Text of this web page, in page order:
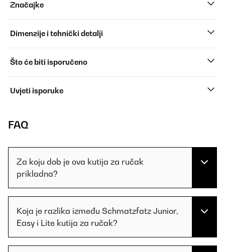
Značajke
Dimenzije i tehnički detalji
Što će biti isporučeno
Uvjeti isporuke
FAQ
Za koju dob je ova kutija za ručak
prikladna?
Koja je razlika između Schmatzfatz Junior,
Easy i Lite kutija za ručak?